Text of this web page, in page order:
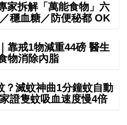
家拆解「萬能食物」六
穩血糖／防便秘都 OK
靠戒1物減重44磅 醫生
物消除內脂
？滅蚊神曲1分鐘蚊自動
證隻蚊吸血速度慢4倍